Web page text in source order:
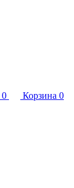
0 Корзина 0